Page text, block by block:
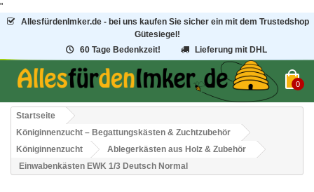
"
AllesfürdenImker.de - bei uns kaufen Sie sicher ein mit dem Trustedshop
Gütesiegel!
60 Tage Bedenkzeit!
Lieferung mit DHL
0
Startseite
Königinnenzucht – Begattungskästen & Zuchtzubehör
Königinnenzucht
Ablegerkästen aus Holz & Zubehör
Einwabenkästen EWK 1/3 Deutsch Normal